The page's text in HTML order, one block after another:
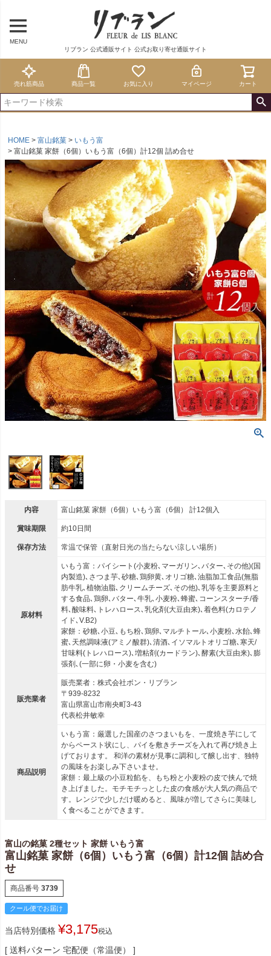
MENU
リブラン 公式通販サイト 公式お取り寄せ通販サイト
売れ筋商品 商品一覧 お気に入り マイページ カート
HOME 富山銘菓
いもう富
富山銘菓 家餅（6個）いもう富（6個）計12個 詰め合せ
内容 富山銘菓 家餅（6個）いもう富（6個） 計12個入
賞味期限 約10日間
保存方法 常温で保管（直射日光の当たらない涼しい場所）
原材料
いもう富：パイシート(小麦粉､マーガリン､バター､その他)(国
内製造)､さつま芋､砂糖､鶏卵黄､オリゴ糖､油脂加工食品(無脂
肪牛乳､植物油脂､クリームチーズ､その他)､乳等を主要原料と
する食品､鶏卵､バター､牛乳､小麦粉､蜂蜜､コーンスターチ/香
料､酸味料､トレハロース､乳化剤(大豆由来)､着色料(カロテノ
イド､V.B2)
家餅：砂糖､小豆､もち粉､鶏卵､マルチトール､小麦粉､水飴､蜂
蜜､天然調味液(アミノ酸群)､清酒､イソマルトオリゴ糖､寒天/
甘味料(トレハロース)､増粘剤(カードラン)､酵素(大豆由来)､膨
張剤､(一部に卵・小麦を含む)
販売業者
販売業者：株式会社ボン・リブラン
〒939-8232
富山県富山市南央町3-43
代表松井敏幸
商品説明
いもう富：厳選した国産のさつまいもを、一度焼き芋にして
からペースト状にし、パイを敷きチーズを入れて再び焼き上
げております。 和洋の素材が見事に調和して醸し出す、独特
の風味をお楽しみ下さいませ。
家餅：最上級の小豆粒餡を、もち粉と小麦粉の皮で挟んで焼
き上げました。モチモチっとした皮の食感が大人気の商品で
す。レンジで少しだけ暖めると、風味が増してさらに美味し
く食べることができます。
富山の銘菓 2種セット 家餅 いもう富
富山銘菓 家餅（6個）いもう富（6個）計12個 詰め合
せ
商品番号 3739
クール便でお届け
当店特別価格 ¥3,175税込
送料パターン 宅配便（常温便）